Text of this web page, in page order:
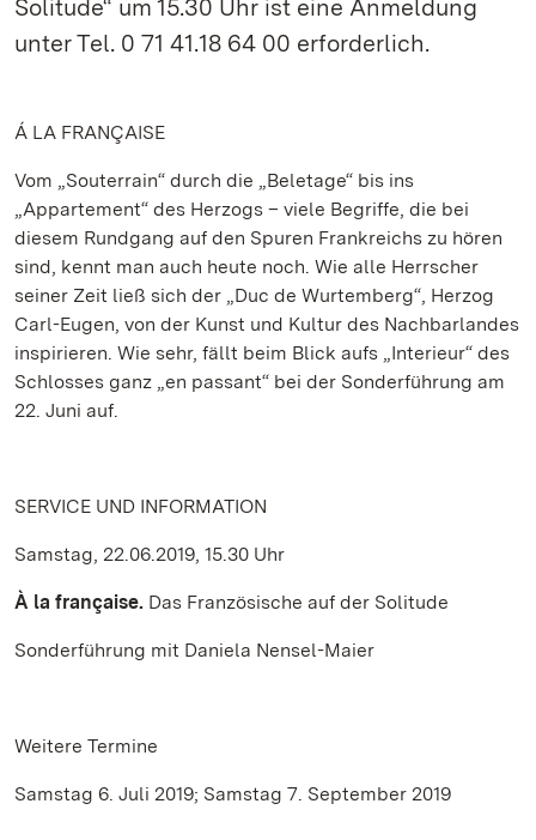
Solitude“ um 15.30 Uhr ist eine Anmeldung
unter Tel. 0 71 41.18 64 00 erforderlich.
Á LA FRANÇAISE
Vom „Souterrain“ durch die „Beletage“ bis ins
„Appartement“ des Herzogs – viele Begriffe, die bei
diesem Rundgang auf den Spuren Frankreichs zu hören
sind, kennt man auch heute noch. Wie alle Herrscher
seiner Zeit ließ sich der „Duc de Wurtemberg“, Herzog
Carl-Eugen, von der Kunst und Kultur des Nachbarlandes
inspirieren. Wie sehr, fällt beim Blick aufs „Interieur“ des
Schlosses ganz „en passant“ bei der Sonderführung am
22. Juni auf.
SERVICE UND INFORMATION
Samstag, 22.06.2019, 15.30 Uhr
À la française. Das Französische auf der Solitude
Sonderführung mit Daniela Nensel-Maier
Weitere Termine
Samstag 6. Juli 2019; Samstag 7. September 2019